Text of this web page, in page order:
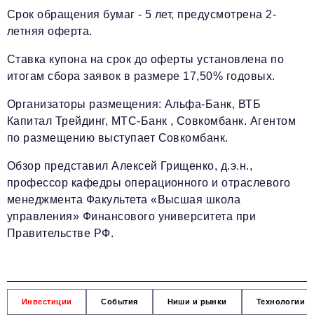
Срок обращения бумаг - 5 лет, предусмотрена 2-
летняя оферта.
Ставка купона на срок до оферты установлена по
итогам сбора заявок в размере 17,50% годовых.
Организаторы размещения: Альфа-Банк, ВТБ
Капитал Трейдинг, МТС-Банк , Совкомбанк. Агентом
по размещению выступает Совкомбанк.
Обзор представил Алексей Грищенко, д.э.н.,
профессор кафедры операционного и отраслевого
менеджмента Факультета «Высшая школа
управления» Финансового университета при
Правительстве РФ.
Инвестиции События Ниши и рынки Технологии